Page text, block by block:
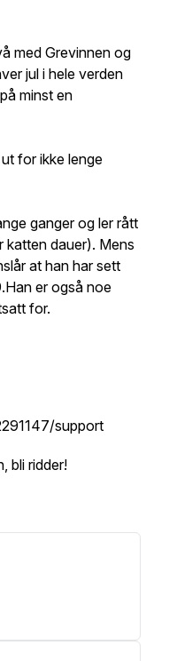
med Grevinnen og
jul i hele verden
minst en
for ikke lenge
ganger og ler rått
katten dauer). Mens
at han har sett
er også noe
for.
support
bli ridder!